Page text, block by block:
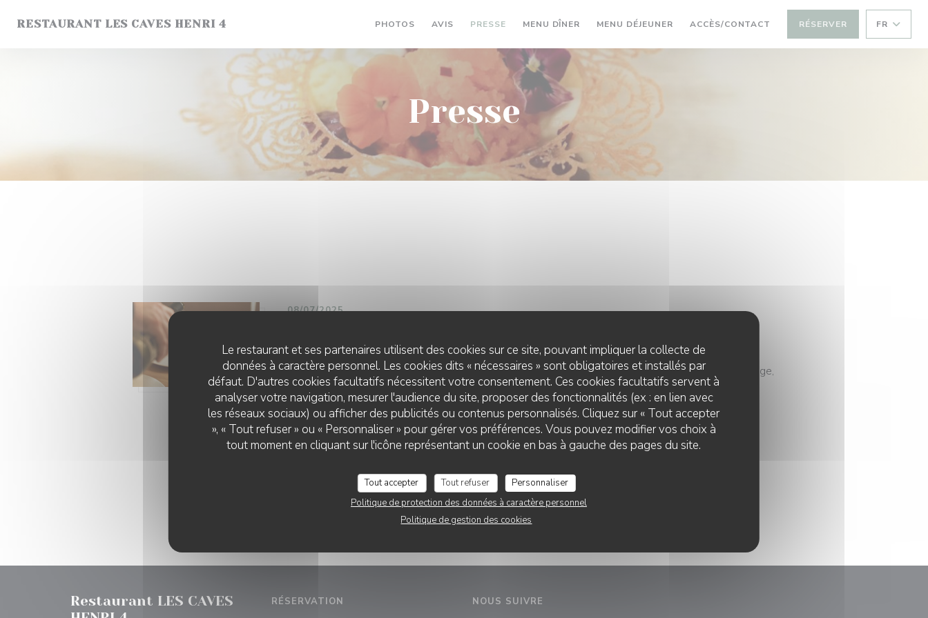
Le restaurant et ses partenaires utilisent des cookies sur ce site, pouvant impliquer la collecte de
données à caractère personnel. Les cookies dits « nécessaires » sont obligatoires et installés par
défaut. D'autres cookies facultatifs nécessitent votre consentement. Ces cookies facultatifs servent à
analyser votre navigation, mesurer l'audience du site, proposer des fonctionnalités (ex : en lien avec
les réseaux sociaux) ou afficher des publicités ou contenus personnalisés. Cliquez sur « Tout accepter
», « Tout refuser » ou « Personnaliser » pour gérer vos préférences. Vous pouvez modifier vos choix à
tout moment en cliquant sur l'icône représentant un cookie en bas à gauche des pages du site.
Tout accepter Tout refuser
Personnaliser
Politique de protection des données à caractère personnel
Politique de gestion des cookies
RESTAURANT LES CAVES HENRI 4 PHOTOS AVIS PRESSE MENU DÎNER ((OUVRE UNE NOUVELLE FENÊTRE))
MENU DÉJEUNER((OUVRE UNE NOUVELLE FENÊTRE))
ACCÈS/CONTACT RÉSERVER FR
Presse
Thomas Roret
08/07/2025
À deux pas du cours Mirabeau, les Caves Henri IV mêlent gastronomie, saisonnalité et anti-gaspillage,
avec l’asperge comme star d’un menu haut en couleurs signé Thomas Roret.
LIRE L'ARTICLE((OUVRE UNE NOUVELLE FENÊTRE))
Restaurant LES CAVES
RÉSERVATION NOUS SUIVRE
RESTAURANT LES CAVES HENRI 4